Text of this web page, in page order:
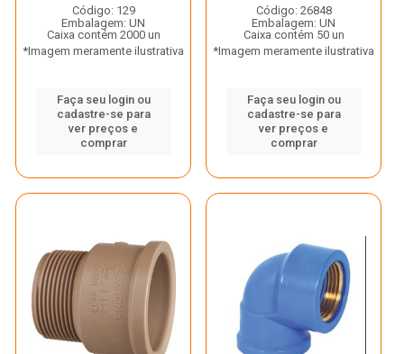
Código: 129
Embalagem: UN
Caixa contém 2000 un
*Imagem meramente ilustrativa
Faça seu login ou
cadastre-se para
ver preços e
comprar
Código: 26848
Embalagem: UN
Caixa contém 50 un
*Imagem meramente ilustrativa
Faça seu login ou
cadastre-se para
ver preços e
comprar